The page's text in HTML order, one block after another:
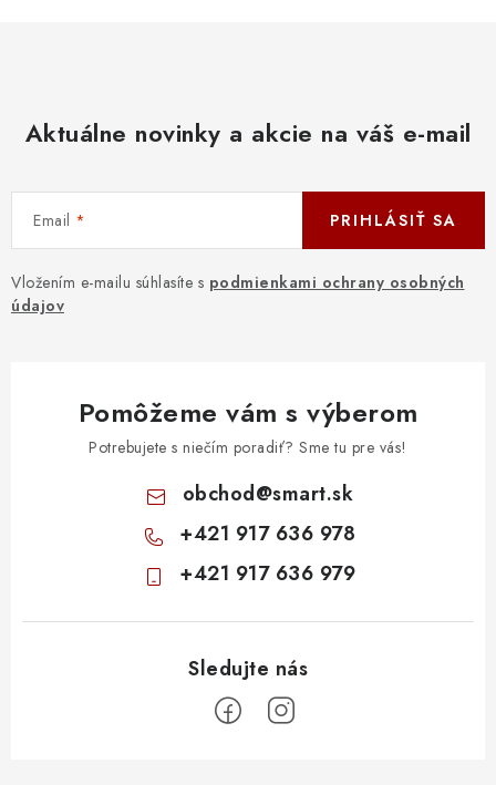
Aktuálne novinky a akcie na váš e-mail
Email
Vložením e-mailu súhlasíte s podmienkami ochrany osobných
údajov
PRIHLÁSIŤ SA
Pomôžeme vám s výberom
Potrebujete s niečím poradiť? Sme tu pre vás!
obchod@smart.sk
+421 917 636 978
+421 917 636 979